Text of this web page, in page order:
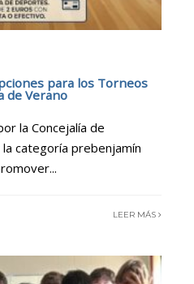
para los Torneos
de Verano
la Concejalía de
categoría prebenjamín
...
LEER MÁS